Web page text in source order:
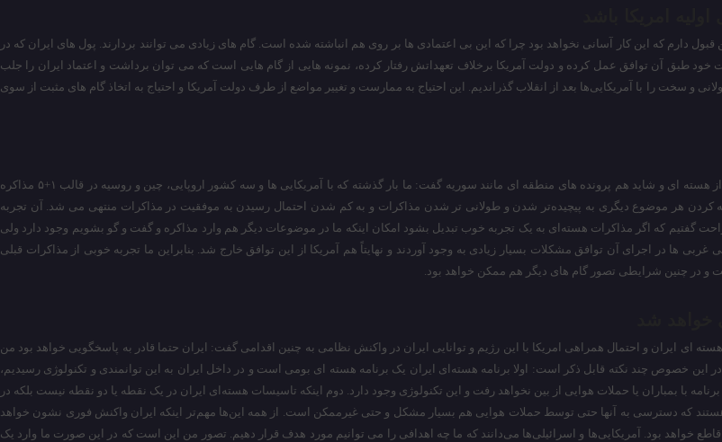
دارم که این کار آسانی نخواهد بود چرا که این بی اعتمادی ها بر روی هم انباشته شده است. گام های زیادی می توانند بردارند. پول های ایران که در
طبق آن توافق عمل کرده و دولت آمریکا برخلاف تعهداتش رفتار کرده، نمونه هایی از گام هایی است که می توان برداشت و اعتماد ایران را جلب
و سخت را با آمریکایی‌ها بعد از انقلاب گذراندیم. این احتیاج به ممارست و تغییر مواضع از طرف دولت آمریکا و احتیاج به اتخاذ گام های مثبت از سوی
سیدعباس عراقچی در پاسخ به سوال الجزیره درباره موضوعات مورد بحث احتمالی در این توافق اعم از هسته ای و شاید هم پرونده های منطقه ای مانند سوریه گفت: ما بار گذشته که با آمریکایی ها و سه کشور اروپایی، چین و روسیه در قالب ۱+۵ مذاکره
کردن هر موضوع دیگری به پیچیده‌تر شدن و طولانی تر شدن مذاکرات و به کم شدن احتمال رسیدن به موفقیت در مذاکرات منتهی می شد. آن تجربه
گفتیم که اگر مذاکرات هسته‌ای به یک تجربه خوب تبدیل بشود امکان اینکه ما در موضوعات دیگر هم وارد مذاکره و گفت و گو بشویم وجود دارد ولی
ها در اجرای آن توافق مشکلات بسیار زیادی به وجود آوردند و نهایتاً هم آمریکا از این توافق خارج شد. بنابراین ما تجربه خوبی از مذاکرات قبلی
و در چنین شرایطی تصور گام های دیگر هم ممکن خواهد بود.
ای ایران و احتمال همراهی امریکا با این رژیم و توانایی ایران در واکنش نظامی به چنین اقدامی گفت: ایران حتما قادر به پاسخگویی خواهد بود من
این خصوص چند نکته قابل ذکر است: اولا برنامه هسته‌ای ایران یک برنامه‌ هسته ای بومی است و در داخل ایران به این توانمندی و تکنولوژی رسیدیم،
با بمباران یا حملات هوایی از بین نخواهد رفت و این تکنولوژی وجود دارد. دوم اینکه تاسیسات هسته‌ای ایران در یک نقطه یا دو نقطه نیست بلکه در
که دسترسی به آنها حتی توسط حملات هوایی هم بسیار مشکل و حتی غیرممکن است. از همه این‌ها مهم‌تر اینکه ایران واکنش فوری نشون خواهد
خواهد بود. آمریکایی‌ها و اسرائیلی‌ها می‌دانند که ما چه اهدافی را می توانیم مورد هدف قرار دهیم. تصور من این است که در این صورت ما وارد یک